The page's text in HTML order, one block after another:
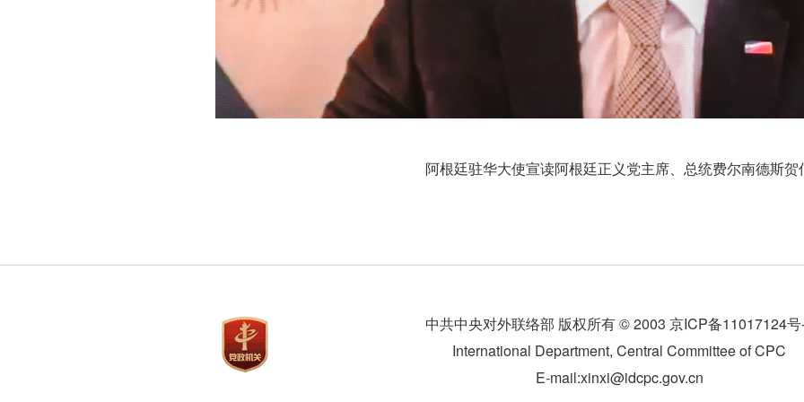
阿根廷驻华大使宣读阿根廷正义党主席、总统费尔南德斯贺
中共中央对外联络部 版权所有 © 2003 京ICP备11017124
International Department, Central Committee of CPC
E-mail:xinxi@idcpc.gov.cn